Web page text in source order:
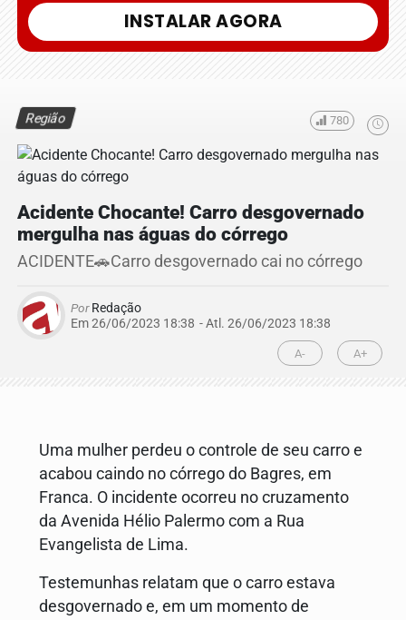
INSTALAR AGORA
Região 780
Acidente Chocante! Carro desgovernado
mergulha nas águas do córrego
ACIDENTE🚗Carro desgovernado cai no córrego
PorRedação
Em 26/06/2023 18:38 - Atl. 26/06/2023 18:38
A- A+
Uma mulher perdeu o controle de seu carro e
acabou caindo no córrego do Bagres, em
Franca. O incidente ocorreu no cruzamento
da Avenida Hélio Palermo com a Rua
Evangelista de Lima.
Testemunhas relatam que o carro estava
desgovernado e, em um momento de